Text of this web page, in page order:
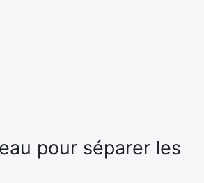
pour séparer les